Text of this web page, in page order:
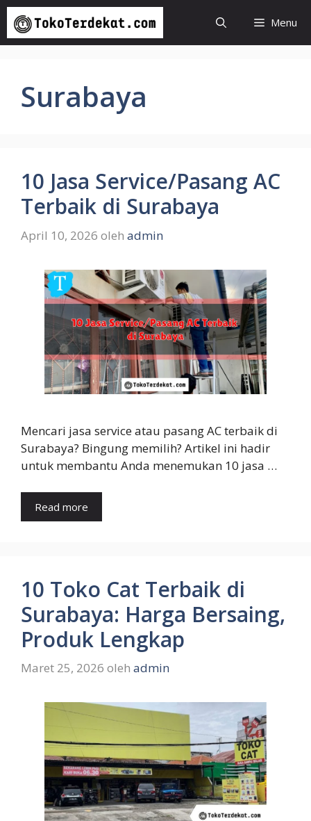
Langsung
isi
Menu
Surabaya
10 Jasa Service/Pasang AC
Terbaik di Surabaya
April 10, 2026 oleh admin
Mencari jasa service atau pasang AC terbaik di
Surabaya? Bingung memilih? Artikel ini hadir
untuk membantu Anda menemukan 10 jasa …
Read more
10 Toko Cat Terbaik di
Surabaya: Harga Bersaing,
Produk Lengkap
Maret 25, 2026 oleh admin